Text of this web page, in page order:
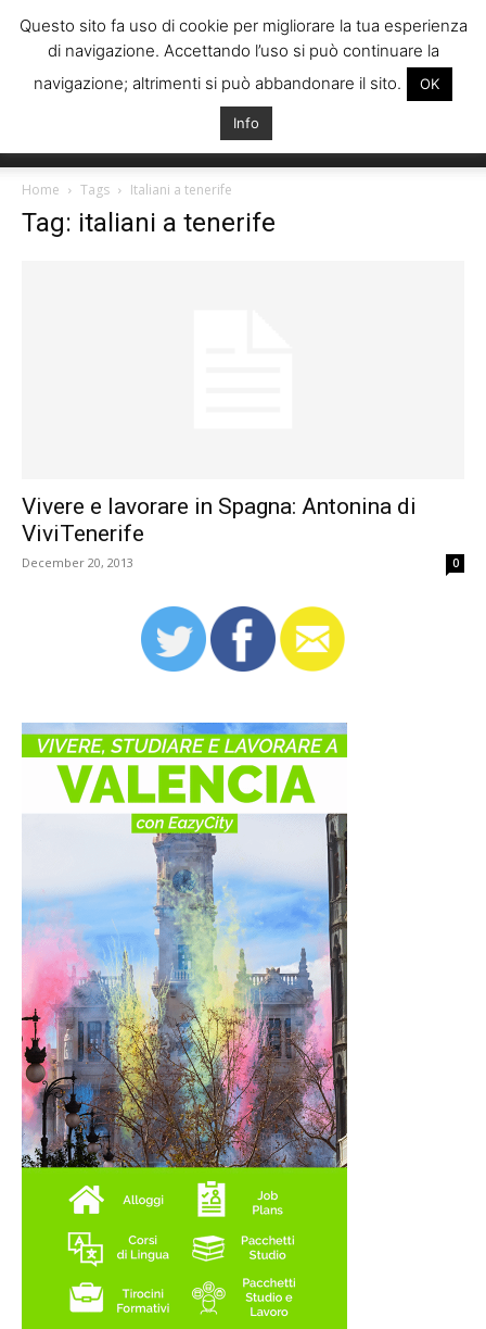
Italiani
Home Tags Italiani a tenerife
Tag: italiani a tenerife
Vivere e lavorare in Spagna: Antonina di
ViviTenerife
December 20, 2013 0
Questo sito fa uso di cookie per migliorare la tua esperienza
di navigazione. Accettando l’uso si può continuare la
navigazione; altrimenti si può abbandonare il sito.
OK
Info